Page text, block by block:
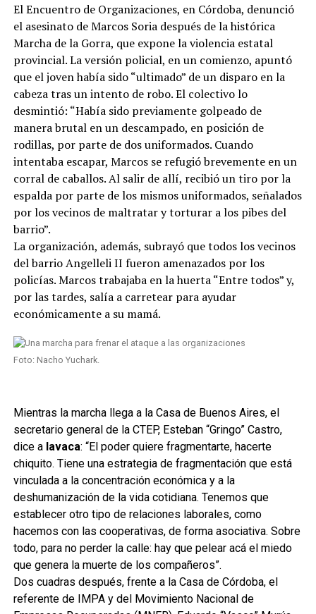
El Encuentro de Organizaciones, en Córdoba, denunció
el asesinato de Marcos Soria después de la histórica
Marcha de la Gorra, que expone la violencia estatal
provincial. La versión policial, en un comienzo, apuntó
que el joven había sido “ultimado” de un disparo en la
cabeza tras un intento de robo. El colectivo lo
desmintió: “Había sido previamente golpeado de
manera brutal en un descampado, en posición de
rodillas, por parte de dos uniformados. Cuando
intentaba escapar, Marcos se refugió brevemente en un
corral de caballos. Al salir de allí, recibió un tiro por la
espalda por parte de los mismos uniformados, señalados
por los vecinos de maltratar y torturar a los pibes del
barrio”.
La organización, además, subrayó que todos los vecinos
del barrio Angelleli II fueron amenazados por los
policías. Marcos trabajaba en la huerta “Entre todos” y,
por las tardes, salía a carretear para ayudar
económicamente a su mamá.
Foto: Nacho Yuchark.
Mientras la marcha llega a la Casa de Buenos Aires, el
secretario general de la CTEP, Esteban “Gringo” Castro,
dice a lavaca: “El poder quiere fragmentarte, hacerte
chiquito. Tiene una estrategia de fragmentación que está
vinculada a la concentración económica y a la
deshumanización de la vida cotidiana. Tenemos que
establecer otro tipo de relaciones laborales, como
hacemos con las cooperativas, de forma asociativa. Sobre
todo, para no perder la calle: hay que pelear acá el miedo
que genera la muerte de los compañeros”.
Dos cuadras después, frente a la Casa de Córdoba, el
referente de IMPA y del Movimiento Nacional de